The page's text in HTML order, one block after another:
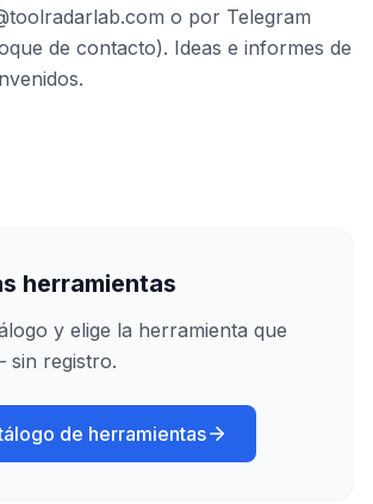
o por Telegram
de contacto). Ideas e informes de
herramientas
y elige la herramienta que
sin registro.
de herramientas